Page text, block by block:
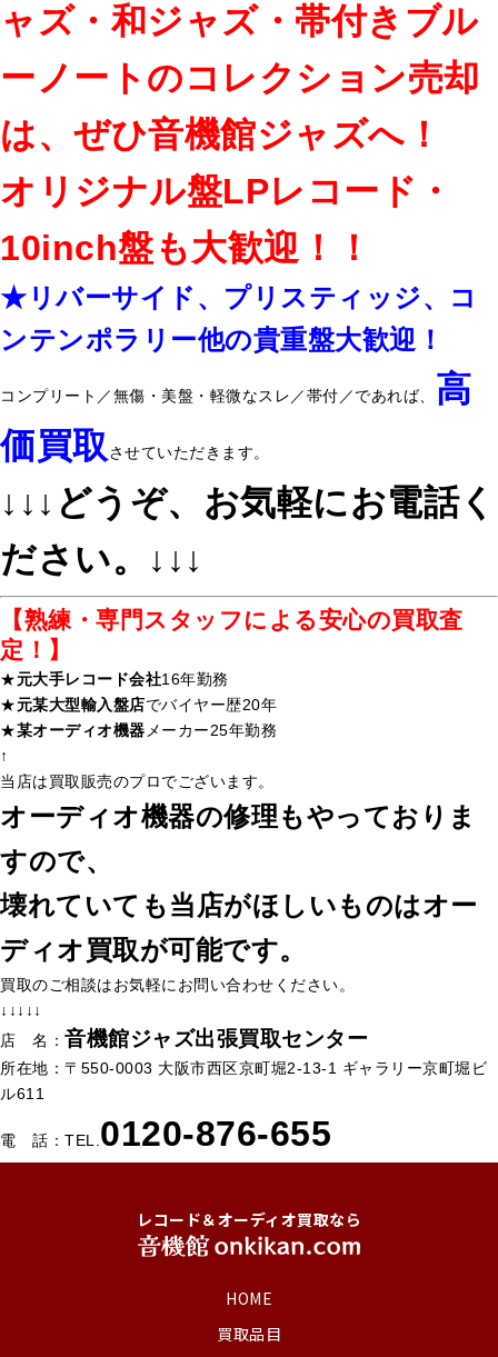
ャズ・和ジャズ・帯付きブル
ーノートのコレクション売却
は、ぜひ音機館ジャズへ！
オリジナル盤LPレコード・
10inch盤も大歓迎！！
★リバーサイド、プリスティッジ、コ
ンテンポラリー他の貴重盤大歓迎！
コンプリート／無傷・美盤・軽微なスレ／帯付／であれば、 高
価買取 させていただきます。
↓↓↓どうぞ、お気軽にお電話く
ださい。↓↓↓
【熟練・専門スタッフによる安心の買取査
定！】
★元大手レコード会社16年勤務
★元某大型輸入盤店でバイヤー歴20年
★某オーディオ機器 メーカー25年勤務
↑
当店は買取販売のプロでございます。
オーディオ機器の修理もやっておりま
すので、
壊れていても当店がほしいものはオー
ディオ買取が可能です。
買取のご相談はお気軽にお問い合わせください。
↓↓↓↓↓
店 名： 音機館ジャズ出張買取センター
所在地：〒550-0003 大阪市西区京町堀2-13-1 ギャラリー京町堀ビ
ル611
電 話：TEL. 0120-876-655
レコード＆オーディオ買取なら
HOME
買取品目